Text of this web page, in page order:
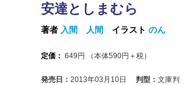
安達としまむら
著者 入間 人間 イラスト のん
定価： 649 円 （本体590円＋税）
発売日： 2013年03月10日 判型： 文庫判